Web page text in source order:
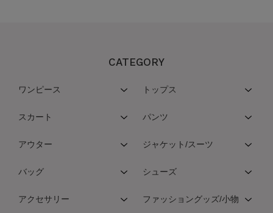
CATEGORY
ワンピース トップス
スカート パンツ
アウター ジャケット/スーツ
バッグ シューズ
アクセサリー ファッショングッズ/小物